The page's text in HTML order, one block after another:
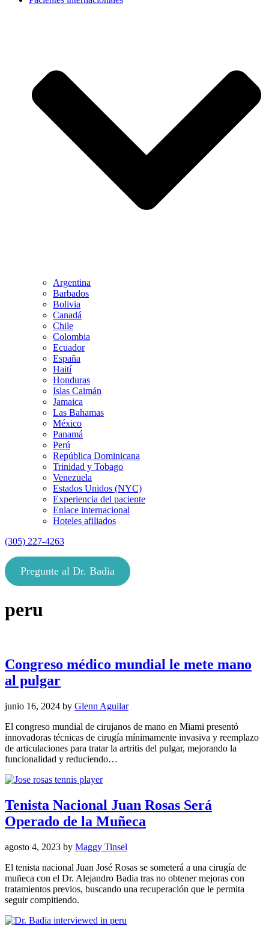
Argentina
Barbados
Bolivia
Canadá
Chile
Colombia
Ecuador
España
Haití
Honduras
Islas Caimán
Jamaica
Las Bahamas
México
Panamá
Perú
República Dominicana
Trinidad y Tobago
Venezuela
Estados Unidos (NYC)
Experiencia del paciente
Enlace internacional
Hoteles afiliados
(305) 227-4263
Pregunte al Dr. Badia
peru
Congreso médico mundial le mete mano
al pulgar
junio 16, 2024 by Glenn Aguilar
El congreso mundial de cirujanos de mano en Miami presentó
innovadoras técnicas de cirugía mínimamente invasiva y reemplazo
de articulaciones para tratar la artritis del pulgar, mejorando la
funcionalidad y reduciendo…
Tenista Nacional Juan Rosas Será
Operado de la Muñeca
agosto 4, 2023 by Maggy Tinsel
El tenista nacional Juan José Rosas se someterá a una cirugía de
muñeca con el Dr. Alejandro Badia tras no obtener mejoras con
tratamientos previos, buscando una recuperación que le permita
seguir compitiendo.